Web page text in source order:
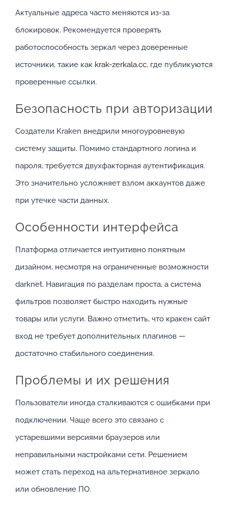
Актуальные адреса часто меняются из-за
блокировок. Рекомендуется проверять
работоспособность зеркал через доверенные
источники, такие как krak-zerkala.cc, где публикуются
проверенные ссылки.
Безопасность при авторизации
Создатели Kraken внедрили многоуровневую
систему защиты. Помимо стандартного логина и
пароля, требуется двухфакторная аутентификация.
Это значительно усложняет взлом аккаунтов даже
при утечке части данных.
Особенности интерфейса
Платформа отличается интуитивно понятным
дизайном, несмотря на ограниченные возможности
darknet. Навигация по разделам проста, а система
фильтров позволяет быстро находить нужные
товары или услуги. Важно отметить, что кракен сайт
вход не требует дополнительных плагинов —
достаточно стабильного соединения.
Проблемы и их решения
Пользователи иногда сталкиваются с ошибками при
подключении. Чаще всего это связано с
устаревшими версиями браузеров или
неправильными настройками сети. Решением
может стать переход на альтернативное зеркало
или обновление ПО.